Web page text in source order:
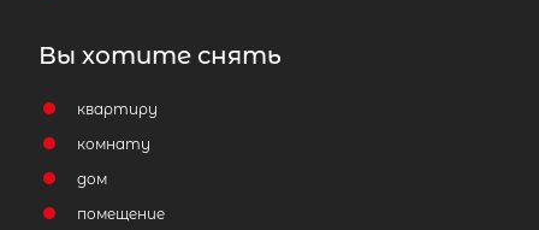
Ломоносовский район
Количество соток
Вы хотите снять
квартиру
комнату
дом
помещение